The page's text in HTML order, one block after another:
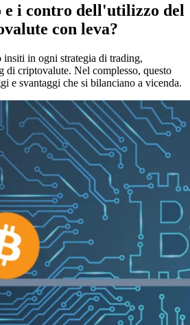
e i contro dell'utilizzo del
con leva?
insiti in ogni strategia di trading,
di criptovalute. Nel complesso, questo
e svantaggi che si bilanciano a vicenda.